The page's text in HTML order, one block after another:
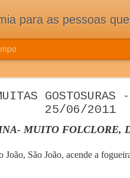
25/06/2011
MUITO FOLCLORE,
João, São João, acende a
da boa cozinha. Dicas, receitas, notícias
TRADIÇÃO DOS